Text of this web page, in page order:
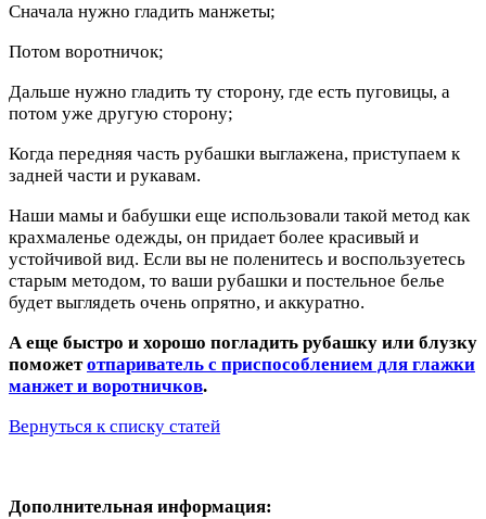
Сначала нужно гладить манжеты;
Потом воротничок;
Дальше нужно гладить ту сторону, где есть пуговицы, а
потом уже другую сторону;
Когда передняя часть рубашки выглажена, приступаем к
задней части и рукавам.
Наши мамы и бабушки еще использовали такой метод как
крахмаленье одежды, он придает более красивый и
устойчивой вид. Если вы не поленитесь и воспользуетесь
старым методом, то ваши рубашки и постельное белье
будет выглядеть очень опрятно, и аккуратно.
А еще быстро и хорошо погладить рубашку или блузку
поможетотпариватель с приспособлением для глажки
манжет и воротничков.
Вернуться к списку статей
Дополнительная информация: